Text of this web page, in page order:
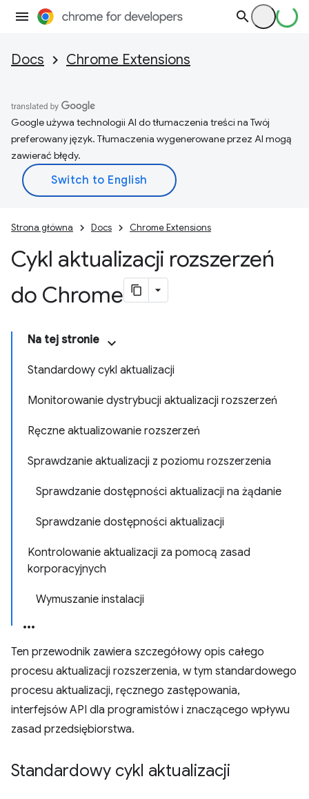
Docs Chrome Extensions
Google używa technologii AI do tłumaczenia treści na Twój
preferowany język. Tłumaczenia wygenerowane przez AI mogą
zawierać błędy.
Strona główna Docs Chrome Extensions
Cykl aktualizacji rozszerzeń
do Chrome
Na tej stronie
Standardowy cykl aktualizacji
Monitorowanie dystrybucji aktualizacji rozszerzeń
Ręczne aktualizowanie rozszerzeń
Sprawdzanie aktualizacji z poziomu rozszerzenia
Sprawdzanie dostępności aktualizacji na żądanie
Sprawdzanie dostępności aktualizacji
Kontrolowanie aktualizacji za pomocą zasad
korporacyjnych
Wymuszanie instalacji
Ten przewodnik zawiera szczegółowy opis całego
procesu aktualizacji rozszerzenia, w tym standardowego
procesu aktualizacji, ręcznego zastępowania,
interfejsów API dla programistów i znaczącego wpływu
zasad przedsiębiorstwa.
Standardowy cykl aktualizacji